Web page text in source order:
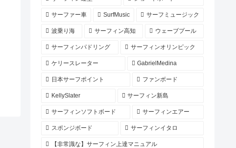
サーファー車 SurfMusic サーフミュージック
波乗り海 サーフィン高知 ウェーブプール
サーフィンパドリング サーフィンオリンピック
ケリースレーター GabrielMedina
日本サーフポイント ファンボード
KellySlater サーフィン新島
サーフィンソフトボード サーフィンエアー
スポンジボード サーフィンイタロ
【非常識な】サーフィン上達マニュアル